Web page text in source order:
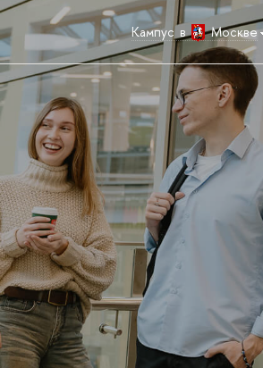
Кампус в Москве